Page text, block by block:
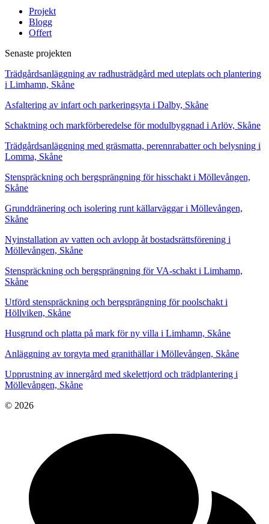
Projekt
Blogg
Offert
Senaste projekten
Trädgårdsanläggning av radhusträdgård med uteplats och plantering
i Limhamn, Skåne
Asfaltering av infart och parkeringsyta i Dalby, Skåne
Schaktning och markförberedelse för modulbyggnad i Arlöv, Skåne
Trädgårdsanläggning med gräsmatta, perennrabatter och belysning i
Lomma, Skåne
Stenspräckning och bergsprängning för hisschakt i Möllevången,
Skåne
Grunddränering och isolering runt källarväggar i Möllevången,
Skåne
Nyinstallation av vatten och avlopp åt bostadsrättsförening i
Möllevången, Skåne
Stenspräckning och bergsprängning för VA-schakt i Limhamn,
Skåne
Utförd stenspräckning och bergsprängning för poolschakt i
Höllviken, Skåne
Husgrund och platta på mark för ny villa i Limhamn, Skåne
Anläggning av torgyta med granithällar i Möllevången, Skåne
Upprustning av innergård med skelettjord och trädplantering i
Möllevången, Skåne
© 2026